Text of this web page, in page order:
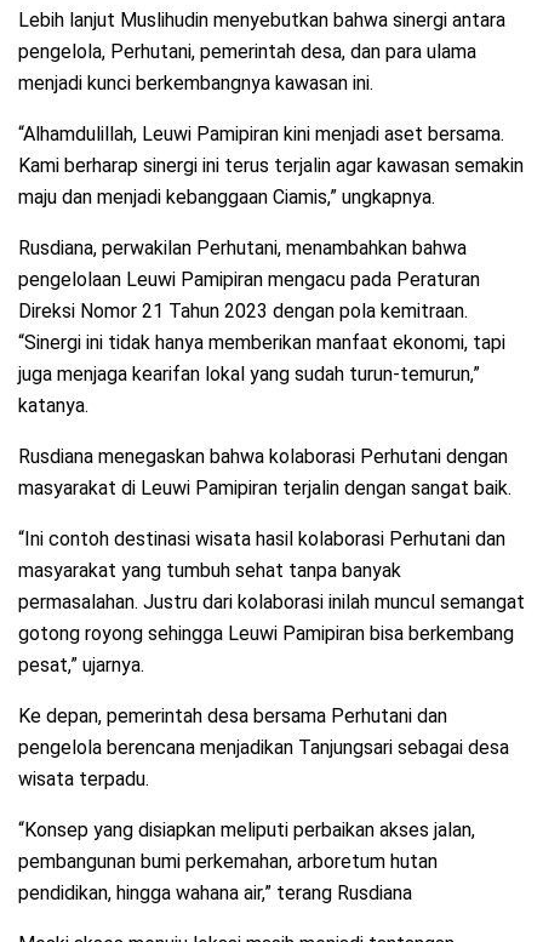
Lebih lanjut Muslihudin menyebutkan bahwa sinergi antara
pengelola, Perhutani, pemerintah desa, dan para ulama
menjadi kunci berkembangnya kawasan ini.
“Alhamdulillah, Leuwi Pamipiran kini menjadi aset bersama.
Kami berharap sinergi ini terus terjalin agar kawasan semakin
maju dan menjadi kebanggaan Ciamis,” ungkapnya.
Rusdiana, perwakilan Perhutani, menambahkan bahwa
pengelolaan Leuwi Pamipiran mengacu pada Peraturan
Direksi Nomor 21 Tahun 2023 dengan pola kemitraan.
“Sinergi ini tidak hanya memberikan manfaat ekonomi, tapi
juga menjaga kearifan lokal yang sudah turun-temurun,”
katanya.
Rusdiana menegaskan bahwa kolaborasi Perhutani dengan
masyarakat di Leuwi Pamipiran terjalin dengan sangat baik.
“Ini contoh destinasi wisata hasil kolaborasi Perhutani dan
masyarakat yang tumbuh sehat tanpa banyak
permasalahan. Justru dari kolaborasi inilah muncul semangat
gotong royong sehingga Leuwi Pamipiran bisa berkembang
pesat,” ujarnya.
Ke depan, pemerintah desa bersama Perhutani dan
pengelola berencana menjadikan Tanjungsari sebagai desa
wisata terpadu.
“Konsep yang disiapkan meliputi perbaikan akses jalan,
pembangunan bumi perkemahan, arboretum hutan
pendidikan, hingga wahana air,” terang Rusdiana